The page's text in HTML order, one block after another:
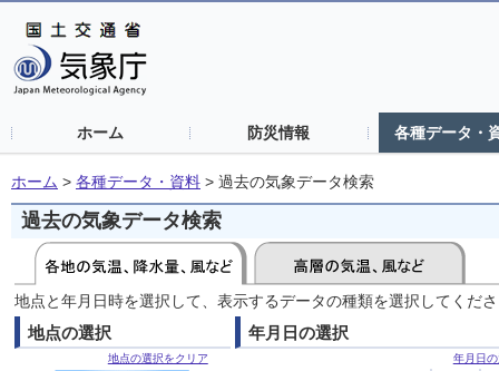
ホーム 防災情報 各種データ・
ホーム > 各種データ・資料 > 過去の気象データ検索
過去の気象データ検索
地点と年月日時を選択して、表示するデータの種類を選択してくだ
地点の選択
地点の選択をクリア
年月日の選択
年月日